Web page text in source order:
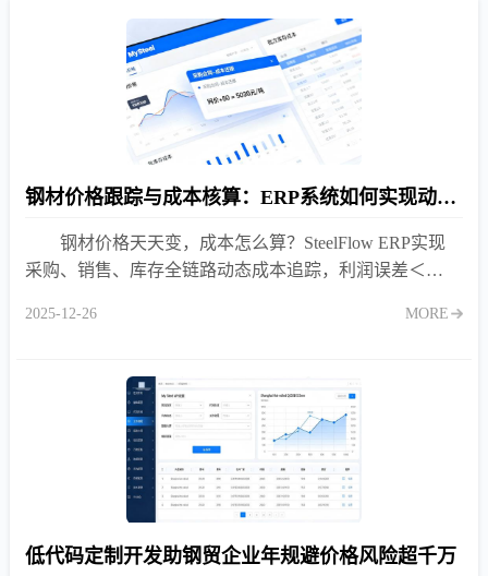
钢材价格跟踪与成本核算：ERP系统如何实现动态成本管理？
钢材价格天天变，成本怎么算？SteelFlow ERP实现
采购、销售、库存全链路动态成本追踪，利润误差＜
2025-12-26 MORE
低代码定制开发助钢贸企业年规避价格风险超千万